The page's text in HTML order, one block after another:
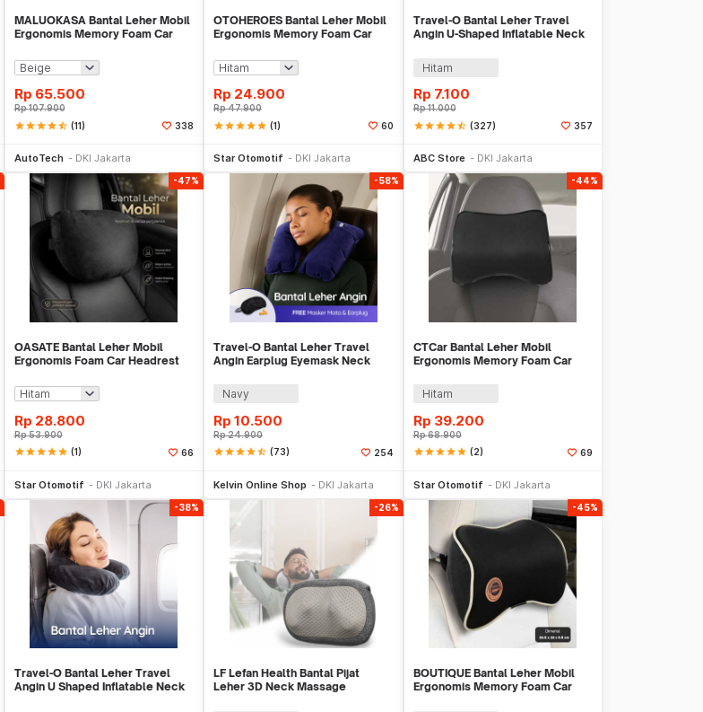
MALUOKASA Bantal Leher Mobil
Ergonomis Memory Foam Car
Rp 65.500
Rp107.900
starstarstarstarstar_half (11) 338
AutoTech DKI Jakarta
OTOHEROES Bantal Leher Mobil
Ergonomis Memory Foam Car
Rp 24.900
Rp47.900
starstarstarstarstar (1) 60
Star Otomotif DKI Jakarta
Travel-O Bantal Leher Travel
Angin U-Shaped Inflatable Neck
Hitam
Rp 7.100
Rp11.000
starstarstarstarstar_half (327) 357
ABC Store DKI Jakarta
-47%
OASATE Bantal Leher Mobil
Ergonomis Foam Car Headrest
Rp 28.800
Rp53.900
starstarstarstarstar (1) 66
Star Otomotif DKI Jakarta
-58%
Travel-O Bantal Leher Travel
Angin Earplug Eyemask Neck
Navy
Rp 10.500
Rp24.900
starstarstarstarstar_half (73) 254
Kelvin Online Shop DKI Jakarta
-44%
CTCar Bantal Leher Mobil
Ergonomis Memory Foam Car
Hitam
Rp 39.200
Rp68.900
starstarstarstarstar (2) 69
Star Otomotif DKI Jakarta
-38%
Travel-O Bantal Leher Travel
Angin U Shaped Inflatable Neck
-26%
LF Lefan Health Bantal Pijat
Leher 3D Neck Massage
-45%
BOUTIQUE Bantal Leher Mobil
Ergonomis Memory Foam Car